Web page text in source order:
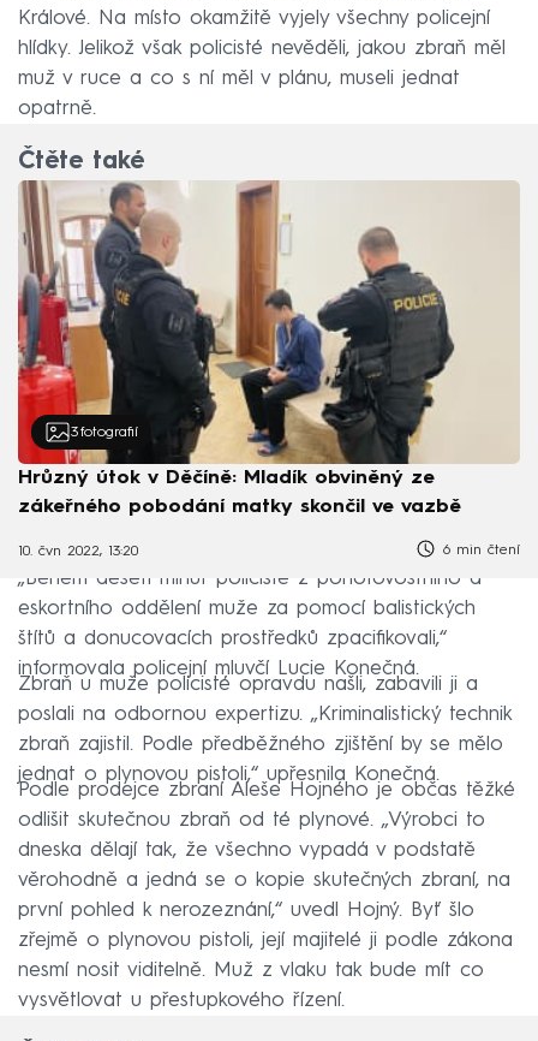
Králové. Na místo okamžitě vyjely všechny policejní
hlídky. Jelikož však policisté nevěděli, jakou zbraň měl
muž v ruce a co s ní měl v plánu, museli jednat
opatrně.
Čtěte také
3 fotografií
Hrůzný útok v Děčíně: Mladík obviněný ze
zákeřného pobodání matky skončil ve vazbě
10. čvn 2022, 13:20 6 min čtení
„Během deseti minut policisté z pohotovostního a
eskortního oddělení muže za pomocí balistických
štítů a donucovacích prostředků zpacifikovali,“
informovala policejní mluvčí Lucie Konečná.
Zbraň u muže policisté opravdu našli, zabavili ji a
poslali na odbornou expertizu. „Kriminalistický technik
zbraň zajistil. Podle předběžného zjištění by se mělo
jednat o plynovou pistoli,“ upřesnila Konečná.
Podle prodejce zbraní Aleše Hojného je občas těžké
odlišit skutečnou zbraň od té plynové. „Výrobci to
dneska dělají tak, že všechno vypadá v podstatě
věrohodně a jedná se o kopie skutečných zbraní, na
první pohled k nerozeznání,“ uvedl Hojný. Byť šlo
zřejmě o plynovou pistoli, její majitelé ji podle zákona
nesmí nosit viditelně. Muž z vlaku tak bude mít co
vysvětlovat u přestupkového řízení.